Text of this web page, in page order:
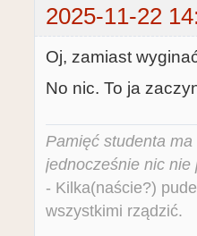
2025-11-22
Oj, zamiast
No nic. To ja
Pamięć studenta
jednocześnie nic nie
- Kilka(naście?)
wszystkimi rządzić.